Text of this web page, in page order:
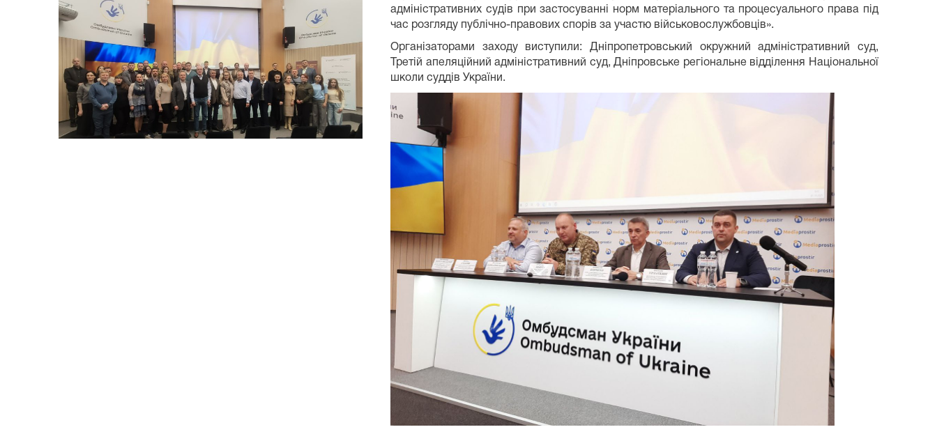
адміністративних судів при застосуванні норм матеріального та процесуального права під
час розгляду публічно-правових спорів за участю військовослужбовців».
Організаторами заходу виступили: Дніпропетровський окружний адміністративний суд,
Третій апеляційний адміністративний суд, Дніпровське регіональне відділення Національної
школи суддів України.